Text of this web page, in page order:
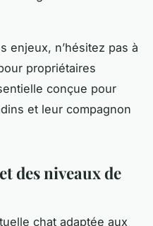
enjeux, n’hésitez pas à
propriétaires
conçue pour
et leur compagnon
des niveaux de
chat adaptée aux